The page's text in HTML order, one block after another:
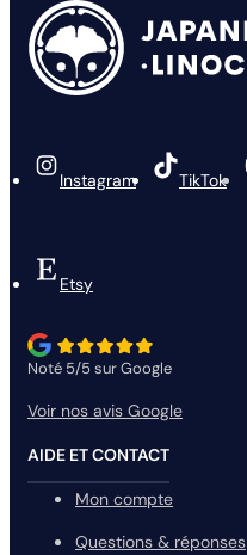
Instagram TikTok
Etsy
Noté 5/5 sur Google
Voir nos avis Google
AIDE ET CONTACT
Mon compte
Questions & réponses